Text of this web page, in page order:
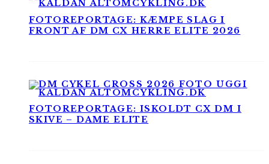
FOTOREPORTAGE: KÆMPE SLAG I
FRONT AF DM CX HERRE ELITE 2026
FOTOREPORTAGE: ISKOLDT CX DM I
SKIVE – DAME ELITE